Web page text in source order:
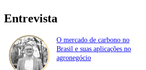
Entrevista
O mercado de carbono no
Brasil e suas aplicações no
agronegócio